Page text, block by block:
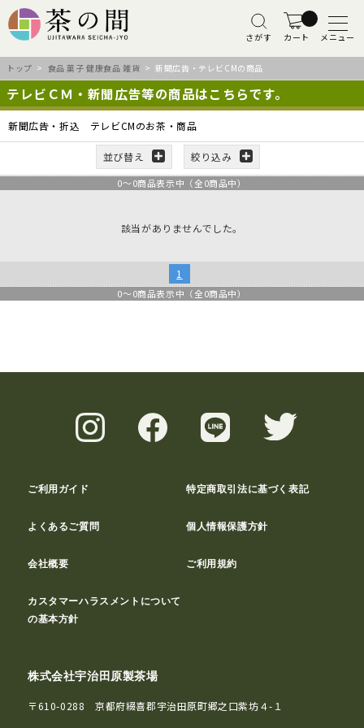
さがす カート メニュー
トップ > 食品 菓子 健康食品 雑貨 > 新聞広告・テレビCMの商品
テレビＣＭ・新聞広告等の商品はこちらです。
新聞広告・折込 テレビCMのお茶・商品
並び替え 絞り込み
0～0商品表示中（全0商品中）
該当がありませんでした。
1
0～0商品表示中（全0商品中）
ご利用ガイド 特定商取引法に基づく表記
よくあるご質問 個人情報保護方針
会社概要 ご利用規約
カスタマーハラスメントについて
の基本方針
株式会社宇治田原製茶場
〒610-0288 京都府綴喜郡宇治田原町郷之口紫坊４-１